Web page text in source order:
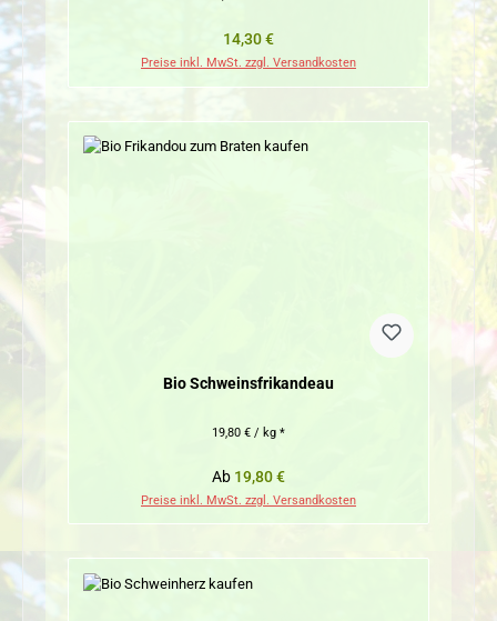
Regulärer Preis:
14,30 €
Preise inkl. MwSt. zzgl. Versandkosten
Bio Schweinsfrikandeau
19,80 € / kg *
Regulärer Preis:
Ab 19,80 €
Preise inkl. MwSt. zzgl. Versandkosten